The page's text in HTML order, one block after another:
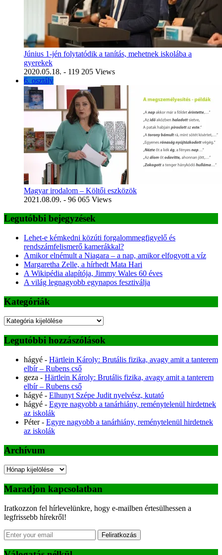
Június 1-jén folytatódik a tanítás, mehetnek iskolába a
gyerekek
2020.05.18. - 119 205 Views
6. osztály
Magyar irodalom – Költői eszközök
2021.08.09. - 96 065 Views
Legutóbbi bejegyzések
Lehet-e kémkedni közúti forgalommegfigyelő és
rendszámfelismerő kamerákkal?
Amikor elnémult a Niagara – a nap, amikor elfogyott a víz
Margaretha Zelle, a hírhedt Mata Hari
A Wikipédia alapítója, Jimmy Wales 60 éves
A világ legnagyobb egynapos fesztiválja
Kategóriák
Kategóriák
Legutóbbi hozzászólások
hágyé - Härtlein Károly: Brutális fizika, avagy amit a tanterem
elbír – Rubens cső
geza - Härtlein Károly: Brutális fizika, avagy amit a tanterem
elbír – Rubens cső
hágyé - Elhunyt Szépe Judit nyelvész, kutató
hágyé - Egyre nagyobb a tanárhiány, reménytelenül hirdetnek
az iskolák
Péter- Egyre nagyobb a tanárhiány, reménytelenül hirdetnek
az iskolák
Archívum
Archívum
Maradjon kapcsolatban
Iratkozzon fel hírlevelünkre, hogy e-mailben értesülhessen a
legfrissebb hírekről!
Feliratkozás